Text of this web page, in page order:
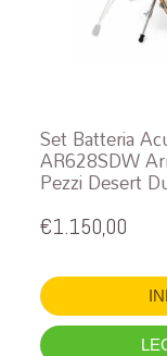
Set Batteria
AR628SDW
Pezzi Desert
€1.150,00